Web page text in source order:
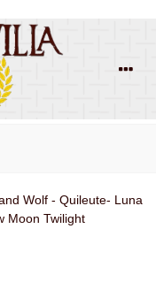
Wolf - Quileute- Luna
Moon Twilight